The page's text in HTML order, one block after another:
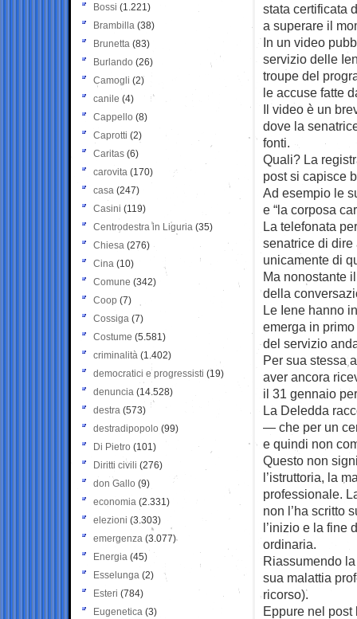
stata certificata
a superare il
In un video
servizio delle
troupe del
le accuse fatte
Il video è un
dove la
fonti.
Quali? La
post si capisce
Ad esempio le
e “la corposa
La telefonata
senatrice di dire
unicamente di
Ma nonostante
della
Le Iene hanno
emerga in
del servizio
Per sua stessa
aver ancora
il 31 gennaio
La Deledda
— che per un
e quindi non
Questo non
l’istruttoria, la
professionale.
non l’ha scritto
l’inizio e la fine
ordinaria.
Riassumendo
sua malattia
ricorso).
Eppure nel post
Bossi (1.221)
Brambilla (38)
Brunetta (83)
Burlando (26)
Camogli (2)
canile (4)
Cappello (8)
Caprotti (2)
Caritas (6)
carovita (170)
casa (247)
Casini (119)
Centrodestra in Liguria (35)
Chiesa (276)
Cina (10)
Comune (342)
Coop (7)
Cossiga (7)
Costume (5.581)
criminalità (1.402)
democratici e progressisti (19)
denuncia (14.528)
destra (573)
destradipopolo (99)
Di Pietro (101)
Diritti civili (276)
don Gallo (9)
economia (2.331)
elezioni (3.303)
emergenza (3.077)
Energia (45)
Esselunga (2)
Esteri (784)
Eugenetica (3)